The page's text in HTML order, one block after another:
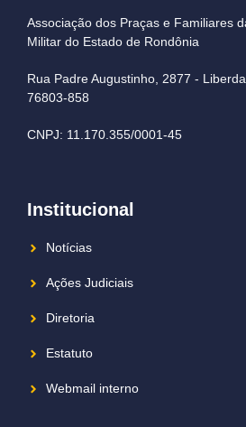
Associação dos Praças e Familiares
Militar do Estado de Rondônia
Rua Padre Augustinho, 2877 -
76803-858
CNPJ: 11.170.355/0001-45
Institucional
Notícias
Ações Judiciais
Diretoria
Estatuto
Webmail interno